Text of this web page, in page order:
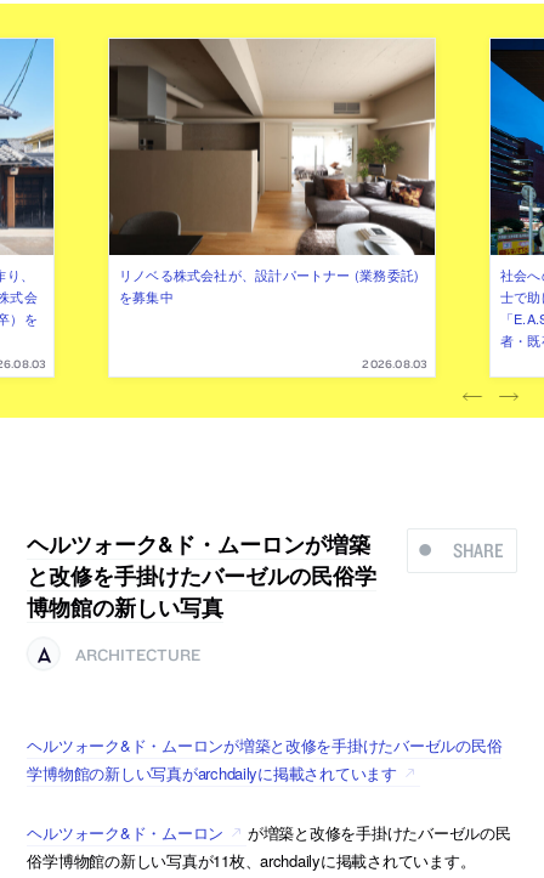
、
式会
）を
リノベる株式会社が、設計パートナー (業務委託)
を募集中
2026.08.03
社会
士で
「
者・
SHARE
ヘルツォーク&ド・ムーロンが増築
と改修を手掛けたバーゼルの民俗学
博物館の新しい写真
ARCHITECTURE
ヘルツォーク&ド・ムーロンが増築と改修を手掛けたバーゼルの民俗
学博物館の新しい写真がarchdailyに掲載されています
ヘルツォーク&ド・ムーロン
が増築と改修を手掛けたバーゼルの民
俗学博物館の新しい写真が11枚、archdailyに掲載されています。